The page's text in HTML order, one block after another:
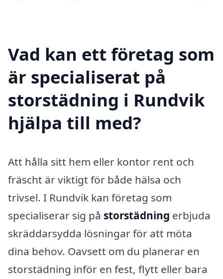
Vad kan ett företag som
är specialiserat på
storstädning i Rundvik
hjälpa till med?
Att hålla sitt hem eller kontor rent och
fräscht är viktigt för både hälsa och
trivsel. I Rundvik kan företag som
specialiserar sig på storstädning erbjuda
skräddarsydda lösningar för att möta
dina behov. Oavsett om du planerar en
storstädning inför en fest, flytt eller bara